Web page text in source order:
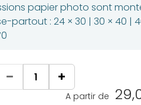
papier photo sont
partout : 24 × 30 | 30 × 40 |
A partir de